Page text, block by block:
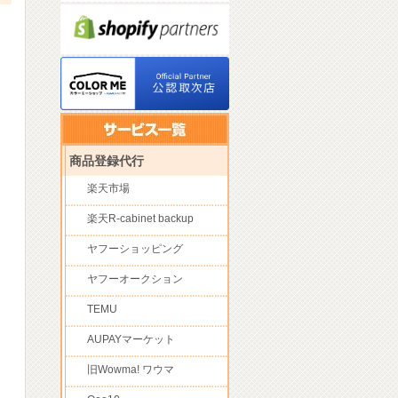
商品登録代行
楽天市場
楽天R-cabinet backup
ヤフーショッピング
ヤフーオークション
TEMU
AUPAYマーケット
旧Wowma! ワウマ